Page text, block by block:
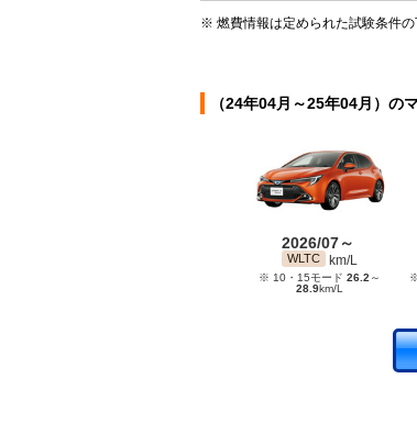
※ 燃費情報は定められた試験条件の
（24年04月～25年04月）の
2026/07～
WLTC km/L
※ 10・15モード 26.2 ～
28.9km/L